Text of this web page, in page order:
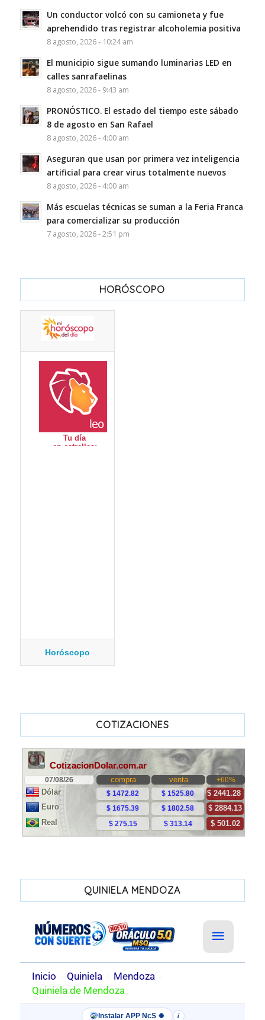
Un conductor volcó con su camioneta y fue
aprehendido tras registrar alcoholemia positiva
8 agosto, 2026 - 10:24 am
El municipio sigue sumando luminarias LED en
calles sanrafaelinas
8 agosto, 2026 - 9:43 am
PRONÓSTICO. El estado del tiempo este sábado
8 de agosto en San Rafael
8 agosto, 2026 - 4:00 am
Aseguran que usan por primera vez inteligencia
artificial para crear virus totalmente nuevos
8 agosto, 2026 - 4:00 am
Más escuelas técnicas se suman a la Feria Franca
para comercializar su producción
7 agosto, 2026 - 2:51 pm
HORÓSCOPO
Horóscopo
COTIZACIONES
QUINIELA MENDOZA